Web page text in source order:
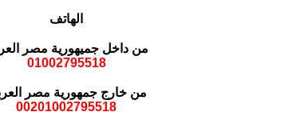
الهاتف
من داخل جميهورية مصر
01002795518
من خارج جمهورية مصر
00201002795518